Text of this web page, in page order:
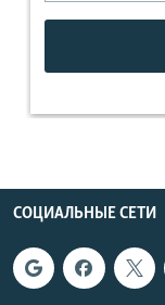
СОЦИАЛЬНЫЕ СЕТИ